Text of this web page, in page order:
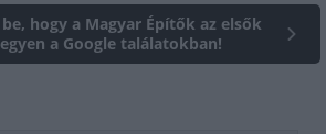
hogy a Magyar Építők az elsők
a Google találatokban!